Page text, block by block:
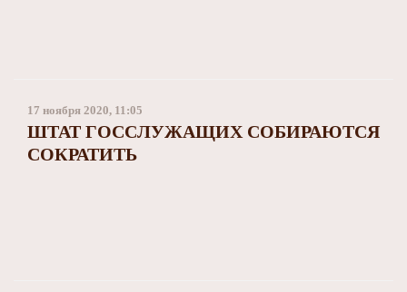
17 ноября 2020, 11:05
ШТАТ ГОССЛУЖАЩИХ СОБИРАЮТСЯ
СОКРАТИТЬ